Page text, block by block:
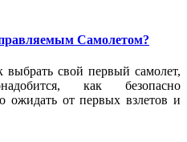
Самолетом?
свой первый самолет,
как безопасно
ожидать от первых взлетов и